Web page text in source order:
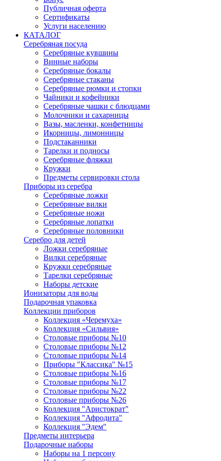
Публичная оферта
Сертификаты
Услуги населению
КАТАЛОГ
Серебряная посуда
Серебряные кувшины
Винные наборы
Серебряные бокалы
Серебряные стаканы
Серебряные рюмки и стопки
Чайники и кофейники
Серебряные чашки с блюдцами
Молочники и сахарницы
Вазы, масленки, конфетницы
Икорницы, лимонницы
Подстаканники
Тарелки и подносы
Серебряные фляжки
Кружки
Предметы сервировки стола
Приборы из серебра
Серебряные ложки
Серебряные вилки
Серебряные ножи
Серебряные лопатки
Серебряные половники
Серебро для детей
Ложки серебряные
Вилки серебряные
Кружки серебряные
Тарелки серебряные
Наборы детские
Ионизаторы для воды
Подарочная упаковка
Коллекции приборов
Коллекция «Черемуха»
Коллекция «Сильвия»
Столовые приборы №10
Столовые приборы №12
Столовые приборы №14
Приборы "Классика" №15
Столовые приборы №16
Столовые приборы №17
Столовые приборы №22
Столовые приборы №26
Коллекция "Аристократ"
Коллекция "Афродита"
Коллекция "Эдем"
Предметы интерьера
Подарочные наборы
Наборы на 1 персону